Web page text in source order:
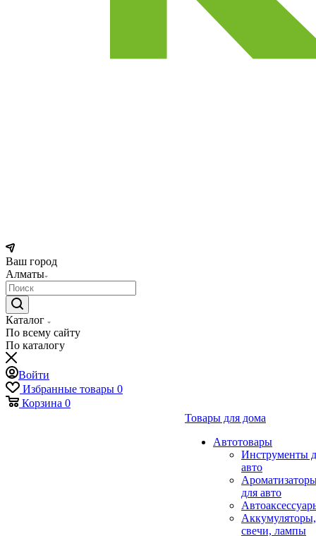
Ваш город
Алматы
Каталог
По всему сайту
По каталогу
Войти
Избранные товары 0
Корзина 0
Товары для дома
Автотовары
Инструменты
авто
для авто
Аккумуляторы,
свечи, лампы